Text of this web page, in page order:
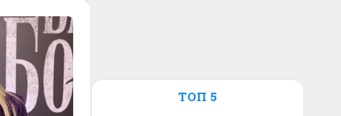
ТОП 5